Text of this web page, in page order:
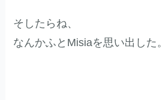
そしたらね、
なんかふとMisiaを思い出した。